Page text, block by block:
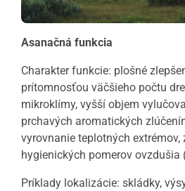
Asanačná funkcia
Charakter funkcie: plošné
prítomnosťou väčšieho počtu
mikroklímy, vyšší objem
prchavých aromatických
vyrovnanie teplotných extrémov,
hygienických pomerov ovzdušia
Príklady lokalizácie: skládky,